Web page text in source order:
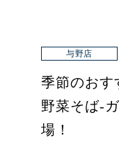
与野店
季節のおす
野菜そば-
場！